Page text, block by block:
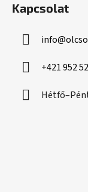
Kapcsolat
info@
+421 952